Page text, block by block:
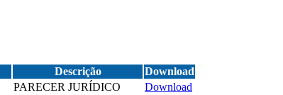
Descrição
Download
PARECER JURÍDICO
Download